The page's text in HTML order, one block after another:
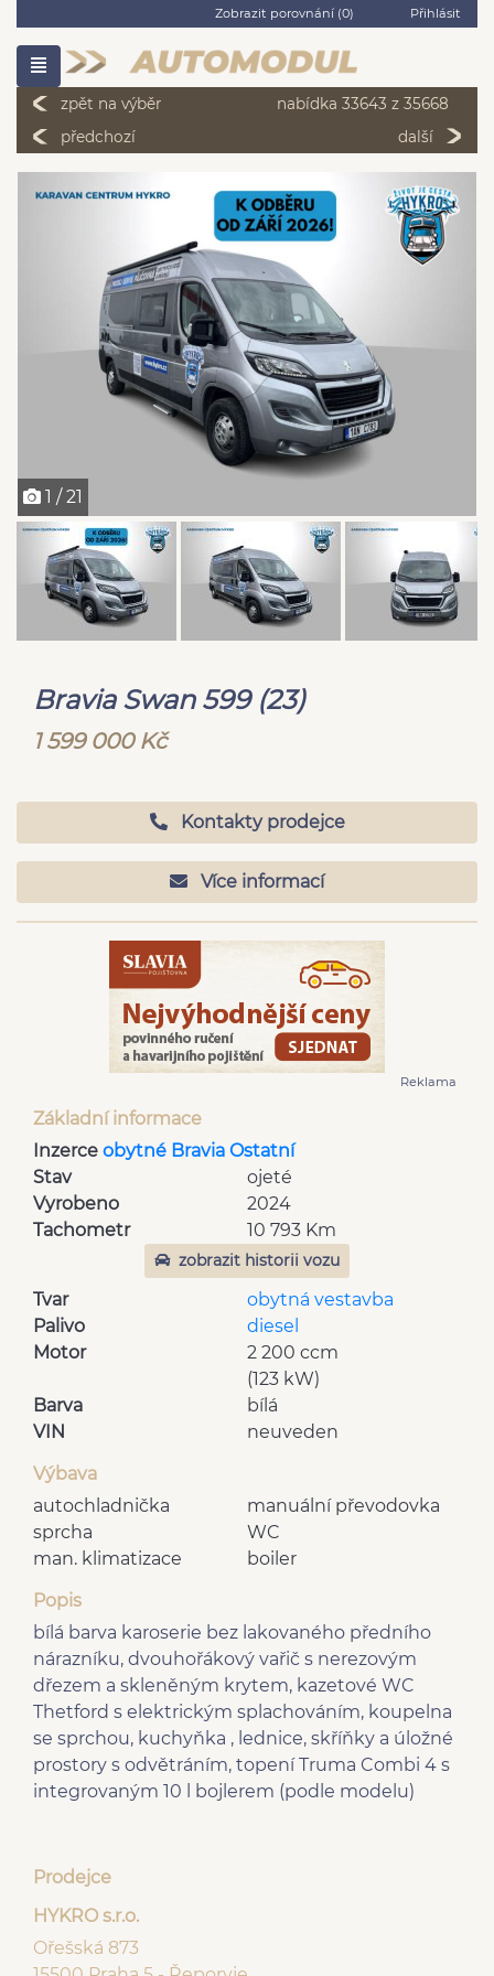
Zobrazit porovnání (0) Přihlásit
zpět na výběr
nabídka 33643 z 35668
předchozí
další
1 / 21
Bravia Swan 599 (23)
1 599 000 Kč
Kontakty prodejce
Více informací
Reklama
Základní informace
Inzerce obytné Bravia Ostatní
Stav
ojeté
Vyrobeno
2024
Tachometr
10 793 Km
zobrazit historii vozu
Tvar
obytná vestavba
Palivo
diesel
Motor
2 200 ccm
(123 kW)
Barva
bílá
VIN
neuveden
Výbava
manuální převodovka
autochladnička
WC
sprcha
boiler
man. klimatizace
Popis
bílá barva karoserie bez lakovaného předního
nárazníku, dvouhořákový vařič s nerezovým
dřezem a skleněným krytem, kazetové WC
Thetford s elektrickým splachováním, koupelna
se sprchou, kuchyňka , lednice, skříňky a úložné
prostory s odvětráním, topení Truma Combi 4 s
integrovaným 10 l bojlerem (podle modelu)
Prodejce
HYKRO s.r.o.
Ořešská 873